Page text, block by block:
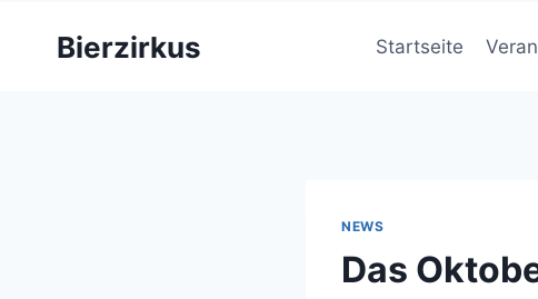
Bierzirkus Startseite
NEWS
Das